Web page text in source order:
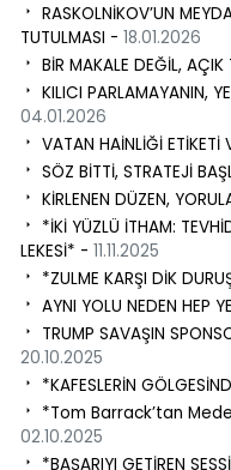
RASKOLNİKOV’UN
TUTULMASI - 18.01.2026
BİR MAKALE DEĞİL,
KILICI PARLAMAYANIN,
04.01.2026
VATAN HAİNLİĞİ ETİKETİ
SÖZ BİTTİ, STRATEJİ
KİRLENEN DÜZEN,
*İKİ YÜZLÜ İTHAM:
LEKESİ* - 11.11.2025
*ZULME KARŞI DİK
AYNI YOLU NEDEN HEP
TRUMP SAVAŞIN
20.10.2025
*KAFESLERİN
*Tom Barrack’tan
02.10.2025
*BAŞARIYI GETİREN